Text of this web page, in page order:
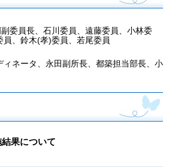
委員長、石川委員、遠藤委員、小林委
員、鈴木(孝)委員、若尾委員
ィネータ、永田副所長、都築担当部長、小
果について